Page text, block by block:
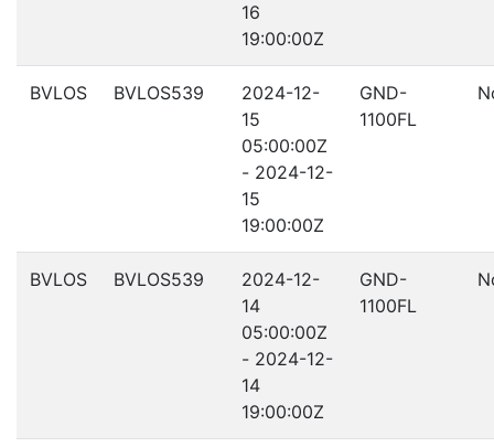
16
19:00:00Z
BVLOS BVLOS539
2024-12-
15
05:00:00Z
- 2024-12-
15
19:00:00Z
GND-
1100FL
BVLOS BVLOS539
2024-12-
14
05:00:00Z
- 2024-12-
14
19:00:00Z
GND-
1100FL